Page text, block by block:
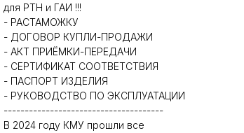
для РТН и ГАИ !!!
- РАСТАМОЖКУ
- ДОГОВОР КУПЛИ-ПРОДАЖИ
- АКТ ПРИЁМКИ-ПЕРЕДАЧИ
- СЕРТИФИКАТ СООТВЕТСТВИЯ
- ПАСПОРТ ИЗДЕЛИЯ
- РУКОВОДСТВО ПО ЭКСПЛУАТАЦИИ
--------------------------------------
В 2024 году КМУ прошли все